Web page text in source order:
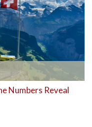
Numbers Reveal